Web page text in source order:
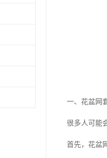
一、花盆网
很多人可能
首先，花盆